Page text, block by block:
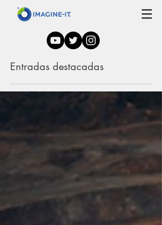
Entradas destacadas